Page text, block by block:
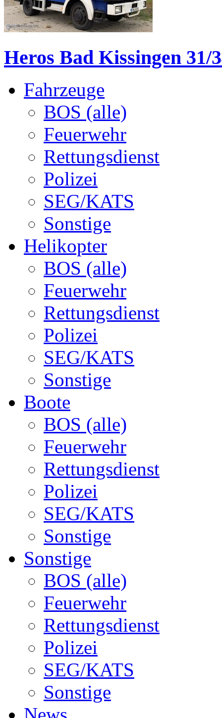
Heros Bad Kissingen 31/
Fahrzeuge
BOS (alle)
Feuerwehr
Rettungsdienst
Polizei
SEG/KATS
Sonstige
Helikopter
BOS (alle)
Feuerwehr
Rettungsdienst
Polizei
SEG/KATS
Sonstige
Boote
BOS (alle)
Feuerwehr
Rettungsdienst
Polizei
SEG/KATS
Sonstige
Sonstige
BOS (alle)
Feuerwehr
Rettungsdienst
Polizei
SEG/KATS
Sonstige